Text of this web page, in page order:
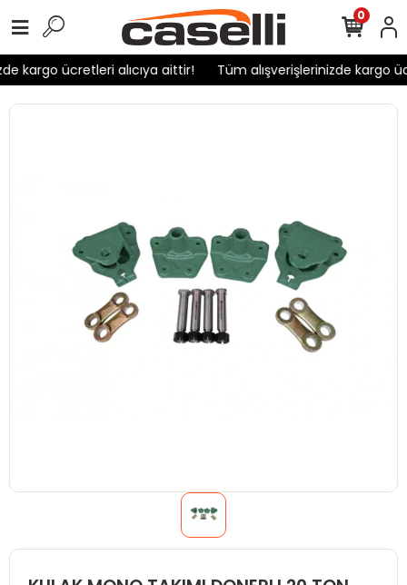
kargo ücretleri alıcıya aittir! Tüm alışverişlerinizde kargo
0